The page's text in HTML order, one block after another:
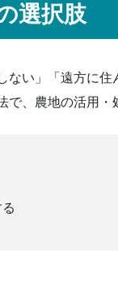
選択肢
ない」「遠方に
、農地の活用・